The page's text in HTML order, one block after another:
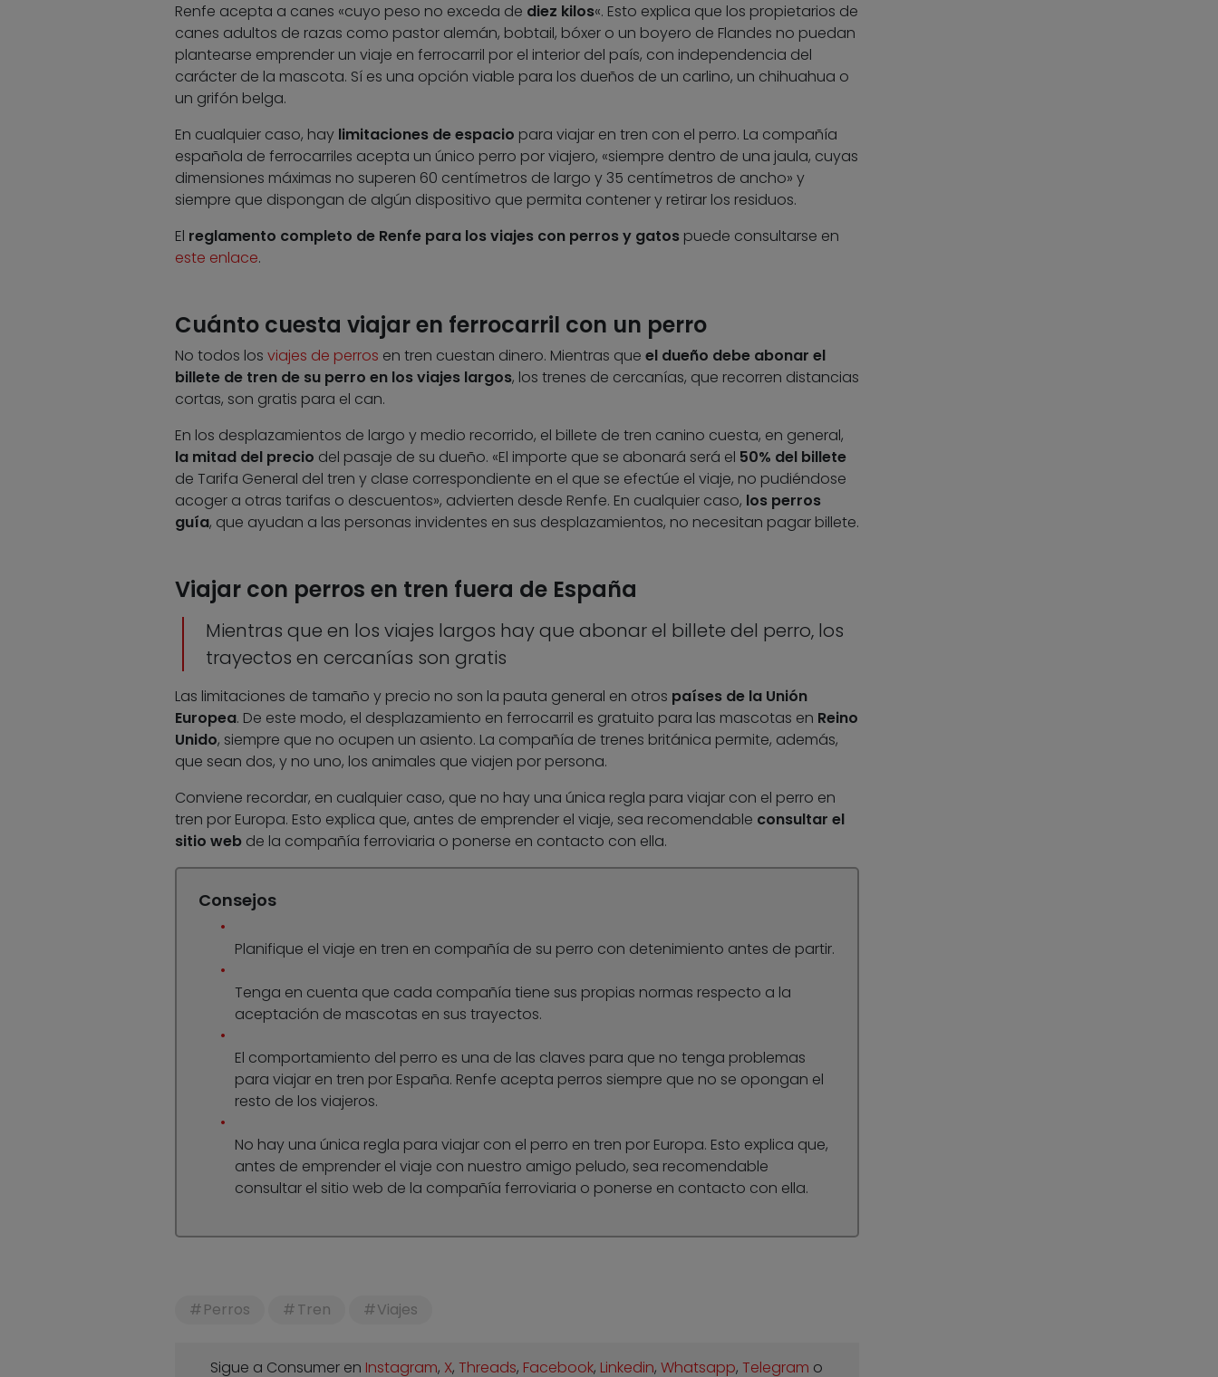
Renfe acepta a canes «cuyo peso no exceda de diez kilos«. Esto explica que los propietarios de
canes adultos de razas como pastor alemán, bobtail, bóxer o un boyero de Flandes no puedan
plantearse emprender un viaje en ferrocarril por el interior del país, con independencia del
carácter de la mascota. Sí es una opción viable para los dueños de un carlino, un chihuahua o
un grifón belga.
En cualquier caso, hay limitaciones de espacio para viajar en tren con el perro. La compañía
española de ferrocarriles acepta un único perro por viajero, «siempre dentro de una jaula, cuyas
dimensiones máximas no superen 60 centímetros de largo y 35 centímetros de ancho» y
siempre que dispongan de algún dispositivo que permita contener y retirar los residuos.
El reglamento completo de Renfe para los viajes con perros y gatospuede consultarse en
este enlace.
Cuánto cuesta viajar en ferrocarril con un perro
No todos los viajes de perros en tren cuestan dinero. Mientras que el dueño debe abonar el
billete de tren de su perro en los viajes largos, los trenes de cercanías, que recorren distancias
cortas, son gratis para el can.
En los desplazamientos de largo y medio recorrido, el billete de tren canino cuesta, en general,
la mitad del precio del pasaje de su dueño. «El importe que se abonará será el 50% del billete
de Tarifa General del tren y clase correspondiente en el que se efectúe el viaje, no pudiéndose
acoger a otras tarifas o descuentos», advierten desde Renfe. En cualquier caso, los perros
guía, que ayudan a las personas invidentes en sus desplazamientos, no necesitan pagar billete.
Viajar con perros en tren fuera de España
Mientras que en los viajes largos hay que abonar el billete del perro, los
trayectos en cercanías son gratis
Las limitaciones de tamaño y precio no son la pauta general en otros países de la Unión
Europea. De este modo, el desplazamiento en ferrocarril es gratuito para las mascotas en Reino
Unido, siempre que no ocupen un asiento. La compañía de trenes británica permite, además,
que sean dos, y no uno, los animales que viajen por persona.
Conviene recordar, en cualquier caso, que no hay una única regla para viajar con el perro en
tren por Europa. Esto explica que, antes de emprender el viaje, sea recomendable consultar el
sitio webde la compañía ferroviaria o ponerse en contacto con ella.
Consejos
Planifique el viaje en tren en compañía de su perro con detenimiento antes de partir.
Tenga en cuenta que cada compañía tiene sus propias normas respecto a la
aceptación de mascotas en sus trayectos.
El comportamiento del perro es una de las claves para que no tenga problemas
para viajar en tren por España. Renfe acepta perros siempre que no se opongan el
resto de los viajeros.
No hay una única regla para viajar con el perro en tren por Europa. Esto explica que,
antes de emprender el viaje con nuestro amigo peludo, sea recomendable
consultar el sitio web de la compañía ferroviaria o ponerse en contacto con ella.
Perros Tren Viajes
Sigue a Consumer en Instagram, X,Threads, Facebook, Linkedin,Whatsapp,Telegram o